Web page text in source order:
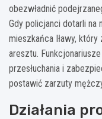
obezwładnić
Gdy policjanci dotarli na
mieszkańca Iławy,
aresztu.
przesłuchania i
postawić zarzuty
Działania